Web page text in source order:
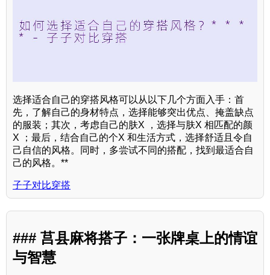
选择适合自己的穿搭风格可以从以下几个方面入手：首
先，了解自己的身材特点，选择能够突出优点、掩盖缺点
的服装；其次，考虑自己的肤X ，选择与肤X 相匹配的颜
X ；最后，结合自己的个X 和生活方式，选择舒适且令自
己自信的风格。同时，多尝试不同的搭配，找到最适合自
己的风格。**
子子对比穿搭
### 莒县麻将搭子：一张牌桌上的情谊
与智慧